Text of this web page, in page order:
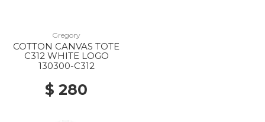
Gregory
COTTON CANVAS TOTE
C312 WHITE LOGO
130300-C312
$ 280